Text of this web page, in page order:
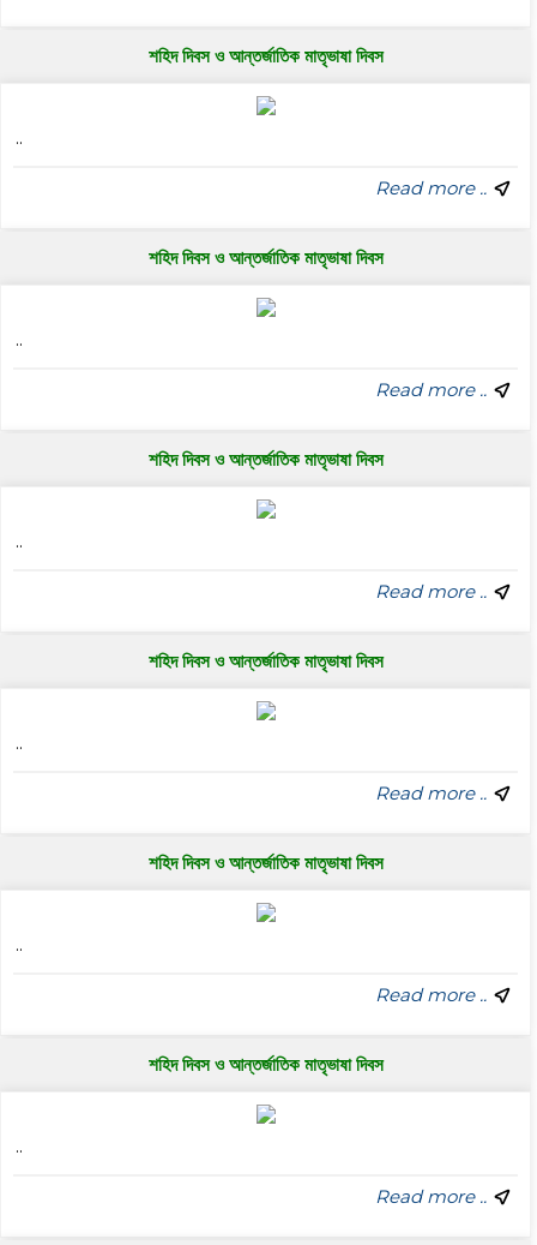
শহিদ দিবস ও আন্তর্জাতিক মাতৃভাষা দিবস
..
Read more ..
শহিদ দিবস ও আন্তর্জাতিক মাতৃভাষা দিবস
..
Read more ..
শহিদ দিবস ও আন্তর্জাতিক মাতৃভাষা দিবস
..
Read more ..
শহিদ দিবস ও আন্তর্জাতিক মাতৃভাষা দিবস
..
Read more ..
শহিদ দিবস ও আন্তর্জাতিক মাতৃভাষা দিবস
..
Read more ..
শহিদ দিবস ও আন্তর্জাতিক মাতৃভাষা দিবস
..
Read more ..